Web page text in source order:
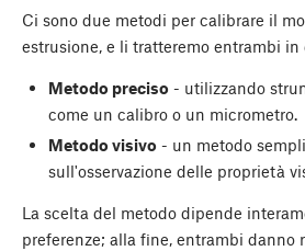
Ci sono due metodi per calibrare il
estrusione, e li tratteremo entrambi in
Metodo preciso - utilizzando
come un calibro o un micrometro.
Metodo visivo - un metodo
sull'osservazione delle proprietà
La scelta del metodo dipende
preferenze; alla fine, entrambi